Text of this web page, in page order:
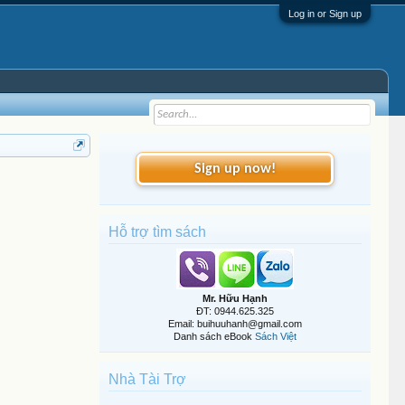
Log in or Sign up
Sign up now!
Hỗ trợ tìm sách
Mr. Hữu Hạnh
ĐT: 0944.625.325
Email: buihuuhanh@gmail.com
Danh sách eBook Sách Việt
Nhà Tài Trợ